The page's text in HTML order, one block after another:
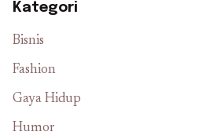
Kategori
Bisnis
Fashion
Gaya Hidup
Humor